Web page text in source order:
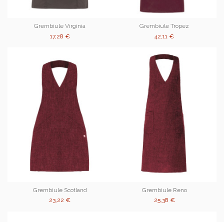
Grembiule Virginia
17,28 €
Grembiule Tropez
42,11 €
Grembiule Scotland
23,22 €
Grembiule Reno
25,38 €